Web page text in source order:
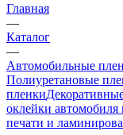
Главная
—
Каталог
—
Автомобильные
Полиуретановые
пленки
оклейки автомобиля
печати и